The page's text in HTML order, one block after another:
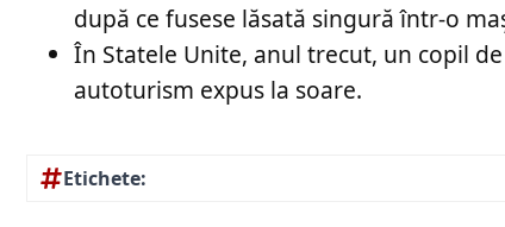
după ce fusese lăsată singură într-o
În Statele Unite, anul trecut, un copil
autoturism expus la soare.
Etichete: